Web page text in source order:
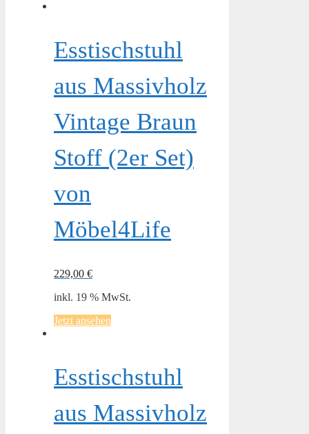
Esstischstuhl
aus Massivholz
Vintage Braun
Stoff (2er Set)
von
Möbel4Life
229,00 €
inkl. 19 % MwSt.
Jetzt ansehen
Esstischstuhl
aus Massivholz